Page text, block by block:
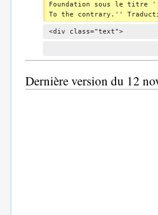
Foundation sous le titre
To the contrary.''
<div class="text">
Dernière version du 12